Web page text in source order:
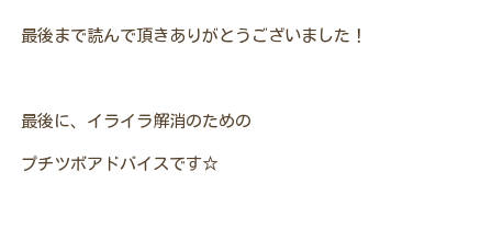
最後まで読んで頂きありがとうございました！
最後に、イライラ解消のための
プチツボアドバイスです☆